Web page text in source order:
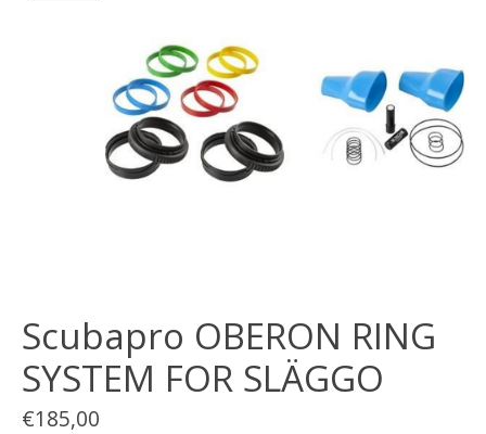
Scubapro OBERON RING
SYSTEM FOR SLÄGGO
€185,00